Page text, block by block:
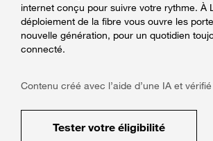
internet conçu pour suivre votre rythme. À
déploiement de la fibre vous ouvre les
nouvelle génération, pour un quotidien
connecté.
Contenu créé avec l’aide d’une IA et
Tester votre éligibilité